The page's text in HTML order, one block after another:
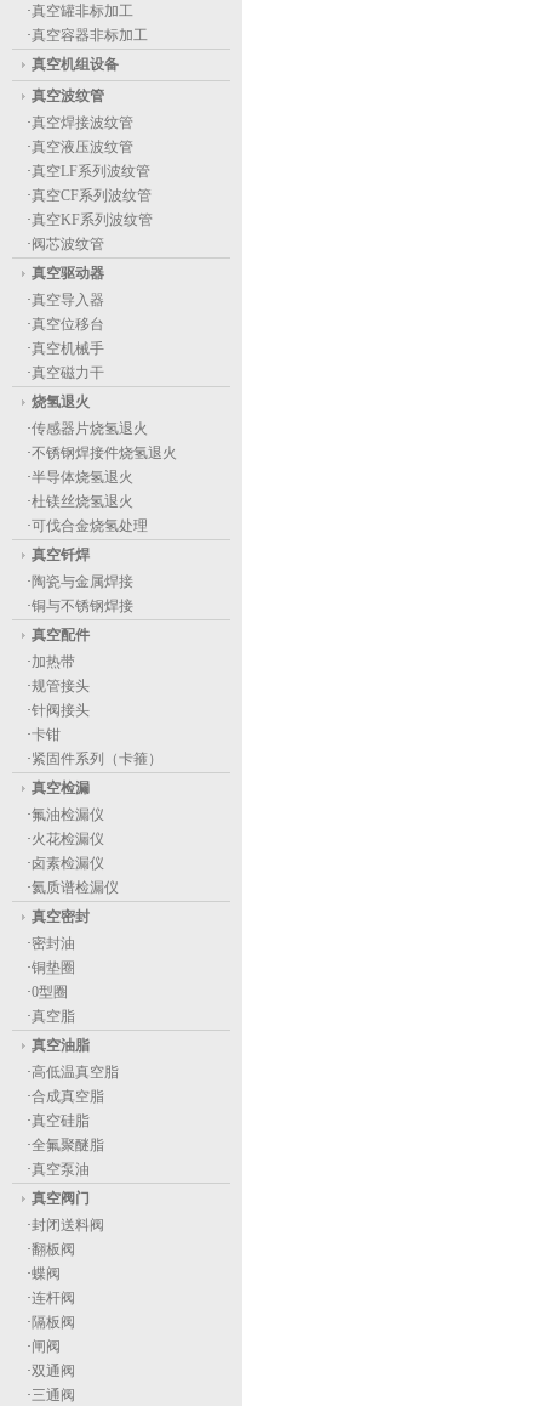
·真空罐非标加工
·真空容器非标加工
真空机组设备
真空波纹管
·真空焊接波纹管
·真空液压波纹管
·真空LF系列波纹管
·真空CF系列波纹管
·真空KF系列波纹管
·阀芯波纹管
真空驱动器
·真空导入器
·真空位移台
·真空机械手
·真空磁力干
烧氢退火
·传感器片烧氢退火
·不锈钢焊接件烧氢退火
·半导体烧氢退火
·杜镁丝烧氢退火
·可伐合金烧氢处理
真空钎焊
· 陶瓷与金属焊接
·铜与不锈钢焊接
真空配件
·加热带
·规管接头
·针阀接头
·卡钳
·紧固件系列（卡箍）
真空检漏
·氟油检漏仪
·火花检漏仪
·卤素检漏仪
·氦质谱检漏仪
真空密封
·密封油
·铜垫圈
·0型圈
·真空脂
真空油脂
·高低温真空脂
·合成真空脂
·真空硅脂
·全氟聚醚脂
·真空泵油
真空阀门
·封闭送料阀
·翻板阀
·蝶阀
·连杆阀
· 隔板阀
·闸阀
·双通阀
·三通阀